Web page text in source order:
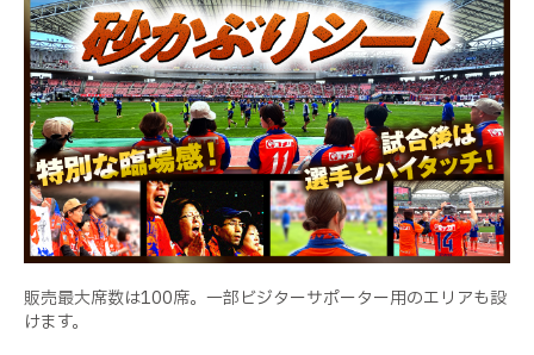
販売最大席数は100席。一部ビジターサポーター用のエリアも設
けます。